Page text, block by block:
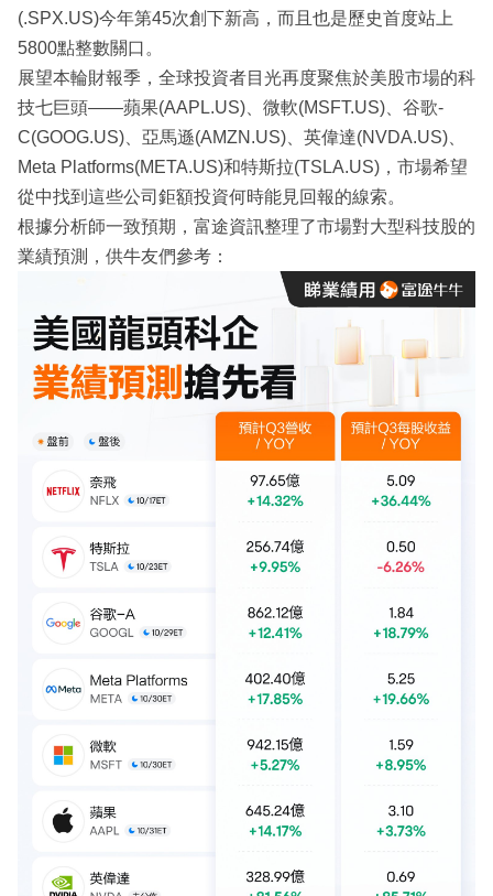
(.SPX.US)今年第45次創下新高，而且也是歷史首度站上
5800點整數關口。
展望本輪財報季，全球投資者目光再度聚焦於美股市場的科
技七巨頭——蘋果(AAPL.US)、微軟(MSFT.US)、谷歌-
C(GOOG.US)、亞馬遜(AMZN.US)、英偉達(NVDA.US)、
Meta Platforms(META.US)和特斯拉(TSLA.US)，市場希望
從中找到這些公司鉅額投資何時能見回報的線索。
根據分析師一致預期，富途資訊整理了市場對大型科技股的
業績預測，供牛友們參考：